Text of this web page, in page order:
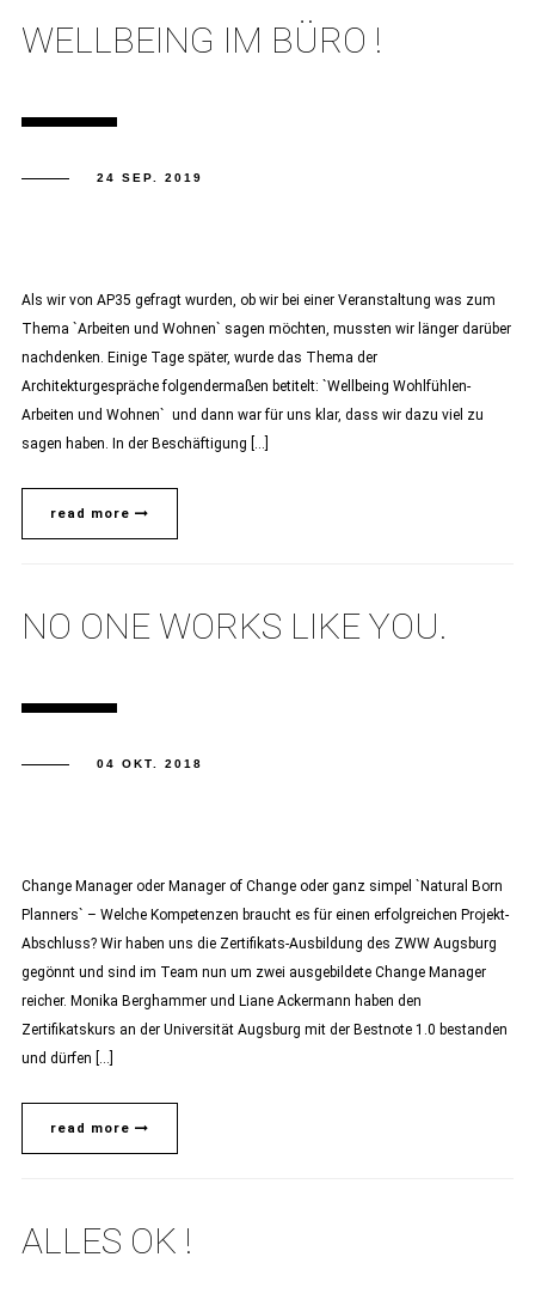
WELLBEING IM BÜRO !
24 SEP. 2019
Als wir von AP35 gefragt wurden, ob wir bei einer Veranstaltung was zum
Thema `Arbeiten und Wohnen` sagen möchten, mussten wir länger darüber
nachdenken. Einige Tage später, wurde das Thema der
Architekturgespräche folgendermaßen betitelt: `Wellbeing Wohlfühlen-
Arbeiten und Wohnen` und dann war für uns klar, dass wir dazu viel zu
sagen haben. In der Beschäftigung […]
read more
NO ONE WORKS LIKE YOU.
04 OKT. 2018
Change Manager oder Manager of Change oder ganz simpel `Natural Born
Planners` – Welche Kompetenzen braucht es für einen erfolgreichen Projekt-
Abschluss? Wir haben uns die Zertifikats-Ausbildung des ZWW Augsburg
gegönnt und sind im Team nun um zwei ausgebildete Change Manager
reicher. Monika Berghammer und Liane Ackermann haben den
Zertifikatskurs an der Universität Augsburg mit der Bestnote 1.0 bestanden
und dürfen […]
read more
ALLES OK !